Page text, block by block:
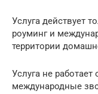
Услуга действует
роуминг и
территории
Услуга не
международные